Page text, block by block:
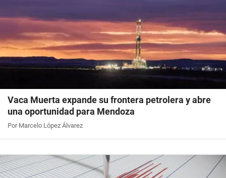
Vaca Muerta expande su frontera petrolera y abre
una oportunidad para Mendoza
Por Marcelo López Álvarez